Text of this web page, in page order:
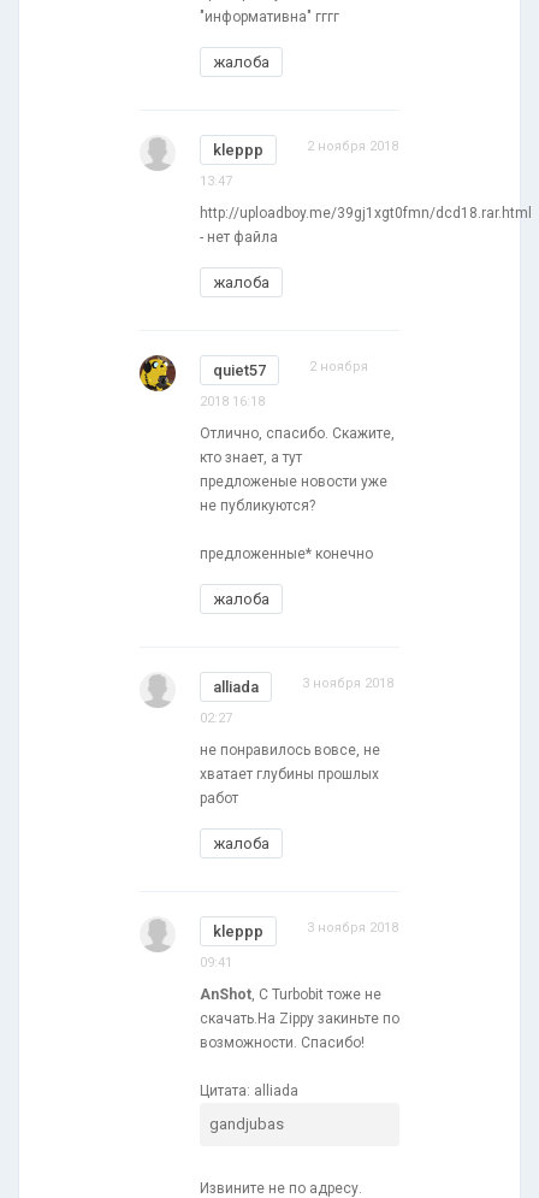
"информативна" гггг
жалоба
kleppp 2 ноября 2018
13:47
http://uploadboy.me/39gj1xgt0fmn/dcd18.rar.html
- нет файла
жалоба
quiet57 2 ноября
2018 16:18
Отлично, спасибо. Скажите,
кто знает, а тут
предложеные новости уже
не публикуются?
предложенные* конечно
жалоба
alliada 3 ноября 2018
02:27
не понравилось вовсе, не
хватает глубины прошлых
работ
жалоба
kleppp 3 ноября 2018
09:41
AnShot, С Turbobit тоже не
скачать.На Zippy закиньте по
возможности. Спасибо!
Цитата: alliada
gandjubas
Извините не по адресу.